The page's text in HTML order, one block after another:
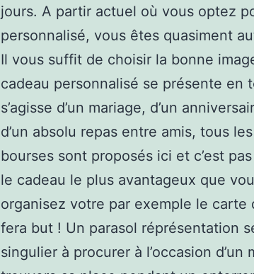
jours. A partir actuel où vous optez
personnalisé, vous êtes quasiment
Il vous suffit de choisir la bonne
cadeau personnalisé se présente en
s’agisse d’un mariage, d’un
d’un absolu repas entre amis, tous
bourses sont proposés ici et c’est
le cadeau le plus avantageux que
organisez votre par exemple le
fera but ! Un parasol réprésentation
singulier à procurer à l’occasion